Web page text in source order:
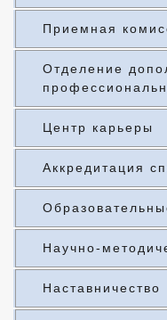
Приемная
Отделение
Центр карьеры
Аккредитация
Научно-
Наставничество